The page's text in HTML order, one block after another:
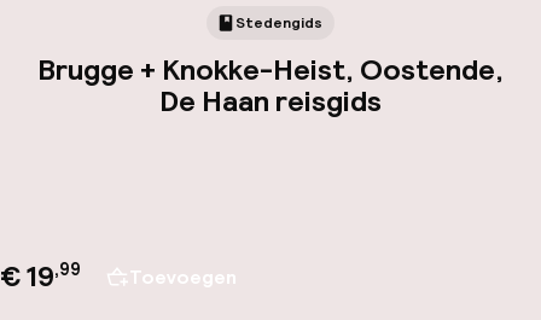
Stedengids
Brugge + Knokke-Heist, Oostende,
De Haan reisgids
€ 19,99 Toevoegen